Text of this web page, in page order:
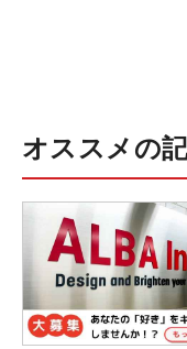
オススメの